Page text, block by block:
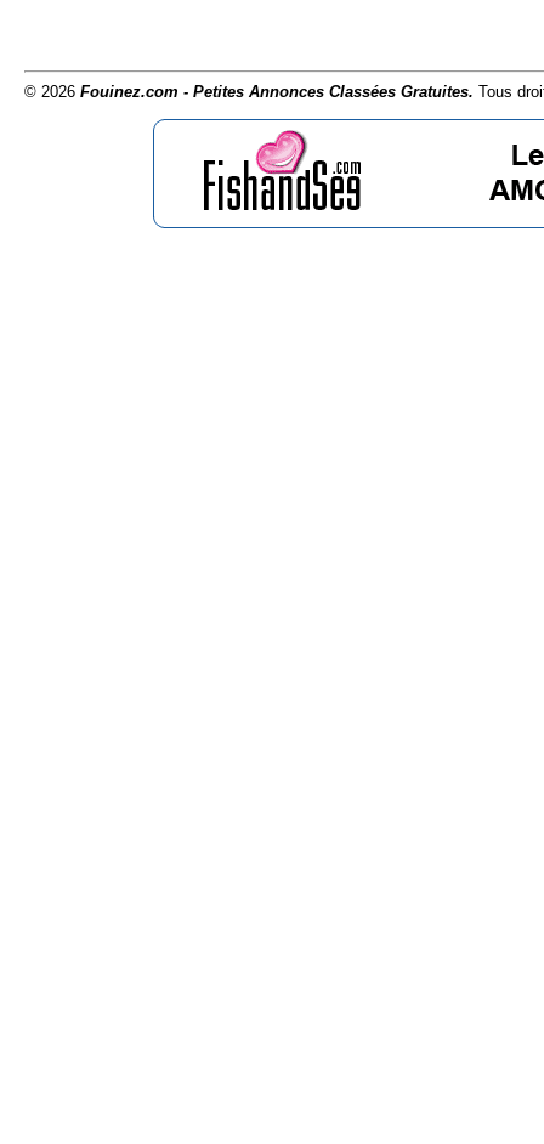
© 2026 Fouinez.com - Petites Annonces Classées Gratuites. Tous